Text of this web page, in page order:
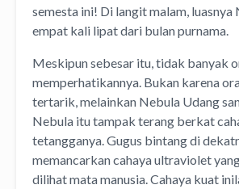
semesta ini! Di langit malam, luasnya
empat kali lipat dari bulan purnama.
Meskipun sebesar itu, tidak banyak
memperhatikannya. Bukan karena
tertarik, melainkan Nebula Udang
Nebula itu tampak terang berkat
tetangganya. Gugus bintang di
memancarkan cahaya ultraviolet
dilihat mata manusia. Cahaya kuat